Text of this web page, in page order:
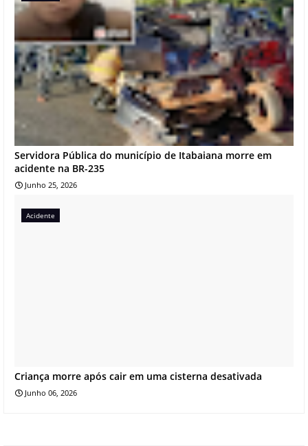
Servidora Pública do município de Itabaiana morre em
acidente na BR-235
Junho 25, 2026
Acidente
Criança morre após cair em uma cisterna desativada
Junho 06, 2026